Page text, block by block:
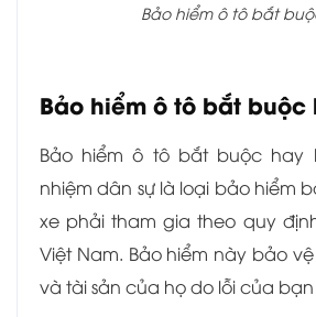
Bảo hiểm ô tô bắt
Bảo hiểm ô tô bắt buộc
Bảo hiểm ô tô bắt buộc hay
nhiệm dân sự là loại bảo hiểm
xe phải tham gia theo quy
Việt Nam. Bảo hiểm này bảo
và tài sản của họ do lỗi của